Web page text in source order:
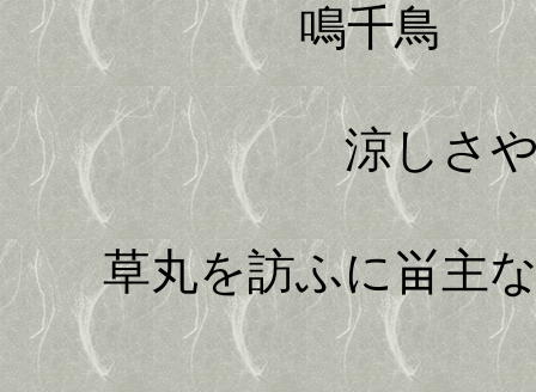
鳴千鳥
涼しさや
草丸を訪ふに畄主